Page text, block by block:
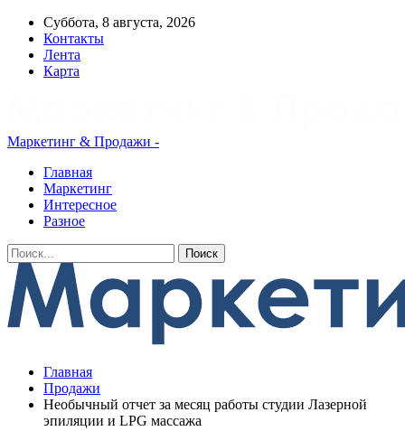
Суббота, 8 августа, 2026
Контакты
Лента
Карта
Маркетинг & Продажи -
Главная
Маркетинг
Интересное
Разное
Главная
Продажи
Необычный отчет за месяц работы студии Лазерной
эпиляции и LPG массажа